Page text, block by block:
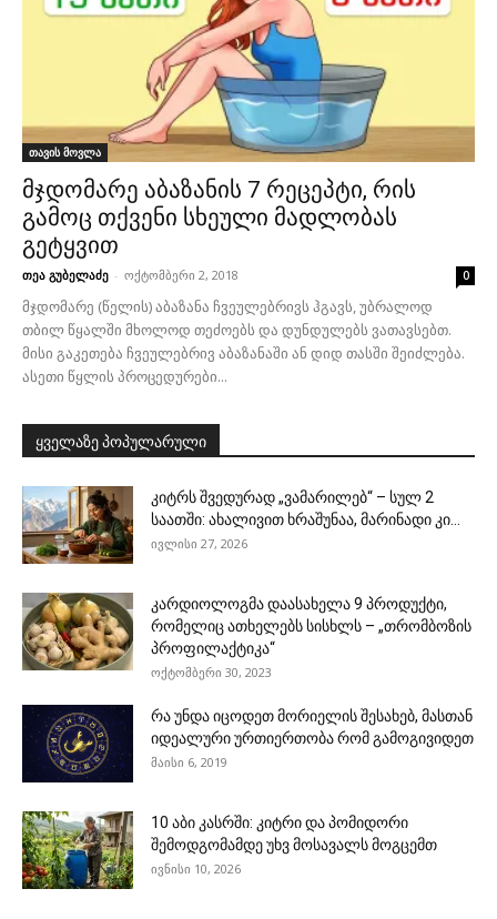
თავის მოვლა
მჯდომარე აბაზანის 7 რეცეპტი, რის
გამოც თქვენი სხეული მადლობას
გეტყვით
თეა გუბელაძე - ოქტომბერი 2, 2018 0
მჯდომარე (წელის) აბაზანა ჩვეულებრივს ჰგავს, უბრალოდ
თბილ წყალში მხოლოდ თეძოებს და დუნდულებს ვათავსებთ.
მისი გაკეთება ჩვეულებრივ აბაზანაში ან დიდ თასში შეიძლება.
ასეთი წყლის პროცედურები...
ყველაზე პოპულარული
კიტრს შვედურად „ვამარილებ“ – სულ 2
საათში: ახალივით ხრაშუნაა, მარინადი კი...
ივლისი 27, 2026
კარდიოლოგმა დაასახელა 9 პროდუქტი,
რომელიც ათხელებს სისხლს – „თრომბოზის
პროფილაქტიკა“
ოქტომბერი 30, 2023
რა უნდა იცოდეთ მორიელის შესახებ, მასთან
იდეალური ურთიერთობა რომ გამოგივიდეთ
მაისი 6, 2019
10 აბი კასრში: კიტრი და პომიდორი
შემოდგომამდე უხვ მოსავალს მოგცემთ
ივნისი 10, 2026